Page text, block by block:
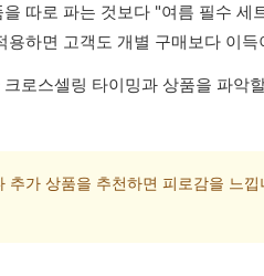
따로 파는 것보다 "여름 필수 세
하면 고객도 개별 구매보다 이
로스셀링 타이밍과 상품을 파악
가 상품을 추천하면 피로감을 느